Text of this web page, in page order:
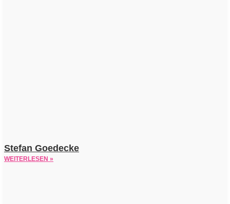
Stefan Goedecke
WEITERLESEN »